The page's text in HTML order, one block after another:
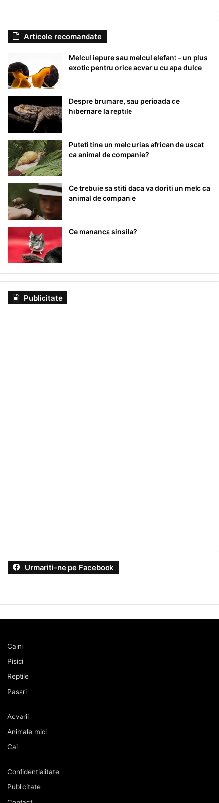
Articole recomandate
Melcul iepure sau melcul elefant – un plus
exotic pentru orice acvariu cu apa dulce
Despre brumare, sau perioada de
hibernare la reptile
Puteti tine un melc urias african de uscat
ca animal de companie?
Ce trebuie sa stiti daca va doriti un melc ca
animal de companie
Ce mananca sinsila?
Publicitate
Urmariti-ne pe Facebook
Caini
Pisici
Reptile
Pasari
Acvarii
Animale mici
Cai
Confidentialitate
Publicitate